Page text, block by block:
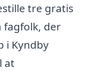
tre gratis
der
i Kyndby
at